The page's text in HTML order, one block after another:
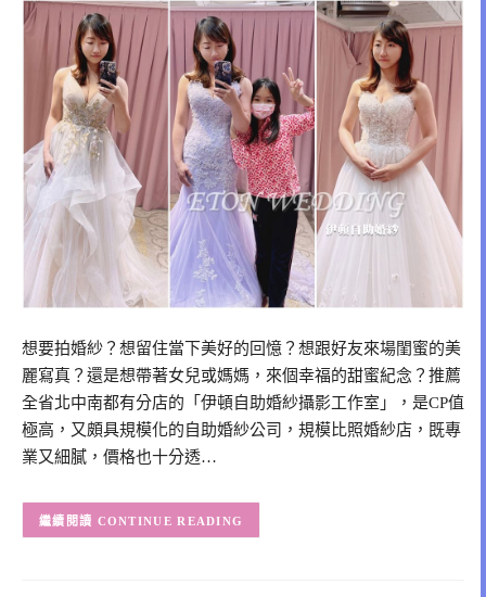
想要拍婚紗？想留住當下美好的回憶？想跟好友來場閨蜜的美
麗寫真？還是想帶著女兒或媽媽，來個幸福的甜蜜紀念？推薦
全省北中南都有分店的「伊頓自助婚紗攝影工作室」，是CP值
極高，又頗具規模化的自助婚紗公司，規模比照婚紗店，既專
業又細膩，價格也十分透…
CONTINUE READING